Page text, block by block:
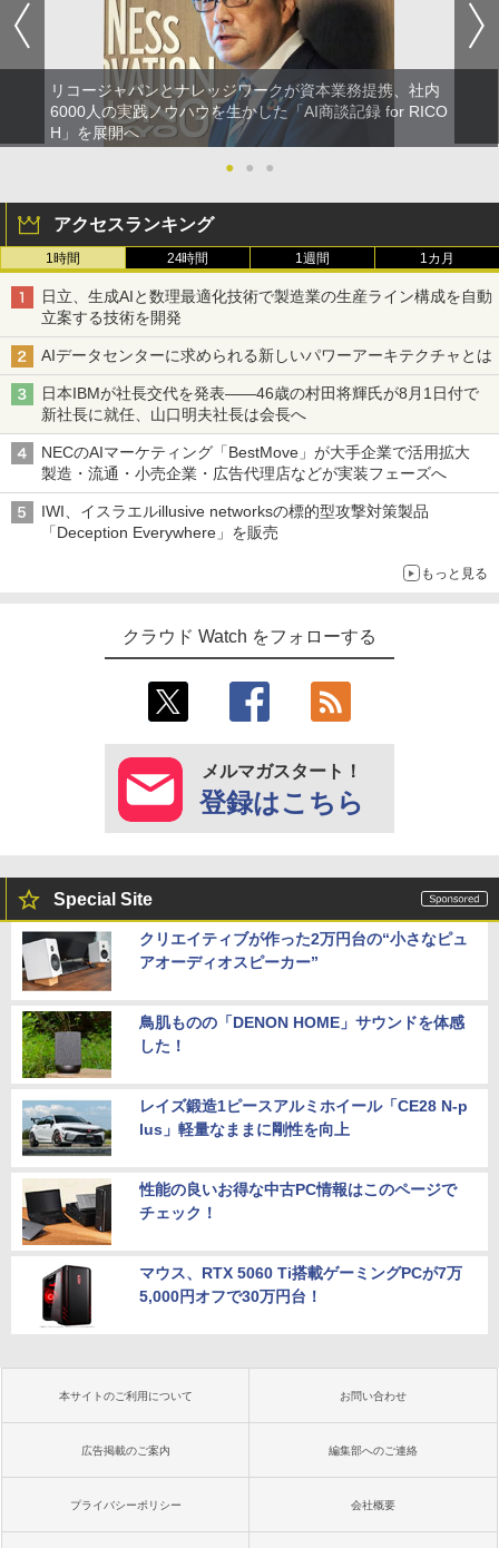
リコージャパンとナレッジワークが資本業務提携、社内
6000人の実践ノウハウを生かした「AI商談記録 for RICO
H」を展開へ
●
● ●
アクセスランキング
1時間 24時間 1週間 1カ月
日立、生成AIと数理最適化技術で製造業の生産ライン構成を自動
立案する技術を開発
AIデータセンターに求められる新しいパワーアーキテクチャとは
日本IBMが社長交代を発表――46歳の村田将輝氏が8月1日付で
新社長に就任、山口明夫社長は会長へ
NECのAIマーケティング「BestMove」が大手企業で活用拡大
製造・流通・小売企業・広告代理店などが実装フェーズへ
IWI、イスラエルillusive networksの標的型攻撃対策製品
「Deception Everywhere」を販売
もっと見る
クラウド Watch をフォローする
メルマガスタート！
登録はこちら
Special Site
クリエイティブが作った2万円台の“小さなピュ
アオーディオスピーカー”
鳥肌ものの「DENON HOME」サウンドを体感
した！
レイズ鍛造1ピースアルミホイール「CE28 N-p
lus」軽量なままに剛性を向上
性能の良いお得な中古PC情報はこのページで
チェック！
マウス、RTX 5060 Ti搭載ゲーミングPCが7万
5,000円オフで30万円台！
本サイトのご利用について お問い合わせ
広告掲載のご案内 編集部へのご連絡
プライバシーポリシー 会社概要